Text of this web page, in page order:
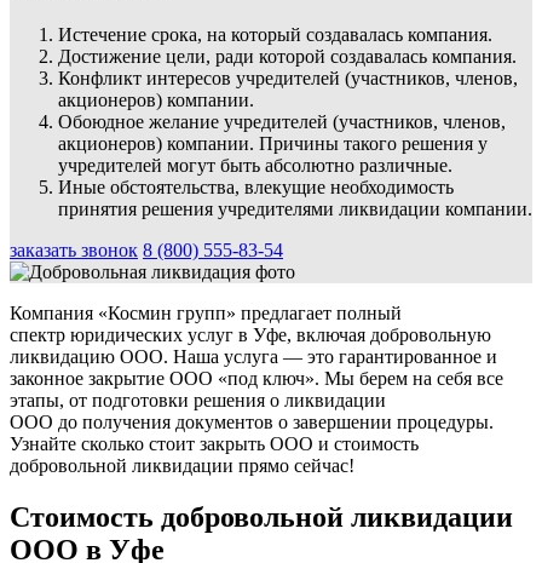
Истечение срока, на который создавалась компания.
Достижение цели, ради которой создавалась компания.
Конфликт интересов учредителей (участников, членов,
акционеров) компании.
Обоюдное желание учредителей (участников, членов,
акционеров) компании. Причины такого решения у
учредителей могут быть абсолютно различные.
Иные обстоятельства, влекущие необходимость
принятия решения учредителями ликвидации компании.
заказать звонок 8 (800) 555-83-54
Компания «Космин групп» предлагает полный
спектр юридических услуг в Уфе, включая добровольную
ликвидацию ООО. Наша услуга — это гарантированное и
законное закрытие ООО «под ключ». Мы берем на себя все
этапы, от подготовки решения о ликвидации
ООО до получения документов о завершении процедуры.
Узнайте сколько стоит закрыть ООО и стоимость
добровольной ликвидации прямо сейчас!
Стоимость добровольной ликвидации
ООО в Уфе